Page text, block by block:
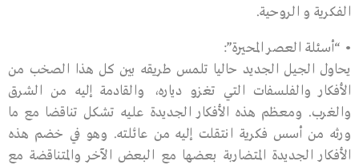
الفكرية و الروحية.
• “أسئلة العصر المحيرة”:
يحاول الجيل الجديد حاليا تلمس طريقه بين كل هذا الصخب من
الأفكار والفلسفات التي تغزو دياره، والقادمة إليه من الشرق
والغرب. ومعظم هذه الأفكار الجديدة عليه تشكل تناقضا مع ما
ورثه من أسس فكرية انتقلت إليه من عائلته. وهو في خضم هذه
الأفكار الجديدة المتضاربة بعضها مع البعض الآخر والمتناقضة مع